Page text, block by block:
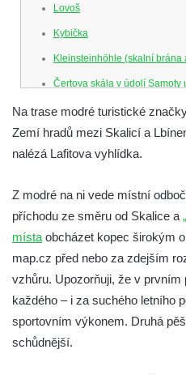
Lovoš
Kybička
Kleinsteinhöhle (skalní brána
Čertova skála v údolí Samoty
Skalní branka pod rozhlednou
Teplických skalách
Schodiště pod rozhlednou
Vyhlídka Lokomotiva v
Kamenná brána v
Vyhlídkové místo na cestě k
Koruna v Broumovských
Skalní útvar Čertovo sedlo v
stěnách
Na trase modré turistické
Zemí hradů mezi Skalicí a
nalézá Lafitova vyhlídka.
Z modré na ni vede místní
příchodu ze směru od Skalice a
místa obcházet kopec širokým
map.cz před nebo za zdejším
vzhůru. Upozorňuji, že v prvním
každého – i za suchého letního
sportovním výkonem. Druhá
schůdnější.